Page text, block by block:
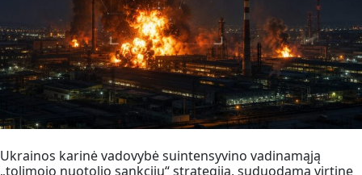
Ukrainos karinė vadovybė suintensyvino vadinamąją
„tolimojo nuotolio sankcijų“ strategiją, suduodama virtinę